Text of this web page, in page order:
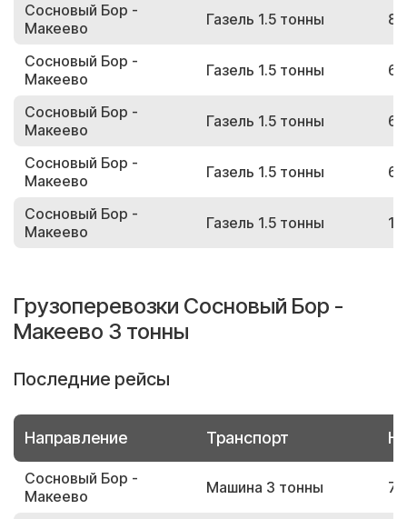
Сосновый Бор -
Макеево
Газель 1.5 тонны
Сосновый Бор -
Макеево
Газель 1.5 тонны
Сосновый Бор -
Макеево
Газель 1.5 тонны
Сосновый Бор -
Макеево
Газель 1.5 тонны
Сосновый Бор -
Макеево
Газель 1.5 тонны
Грузоперевозки Сосновый Бор -
Макеево 3 тонны
Последние рейсы
Направление Транспорт
Сосновый Бор -
Макеево
Машина 3 тонны